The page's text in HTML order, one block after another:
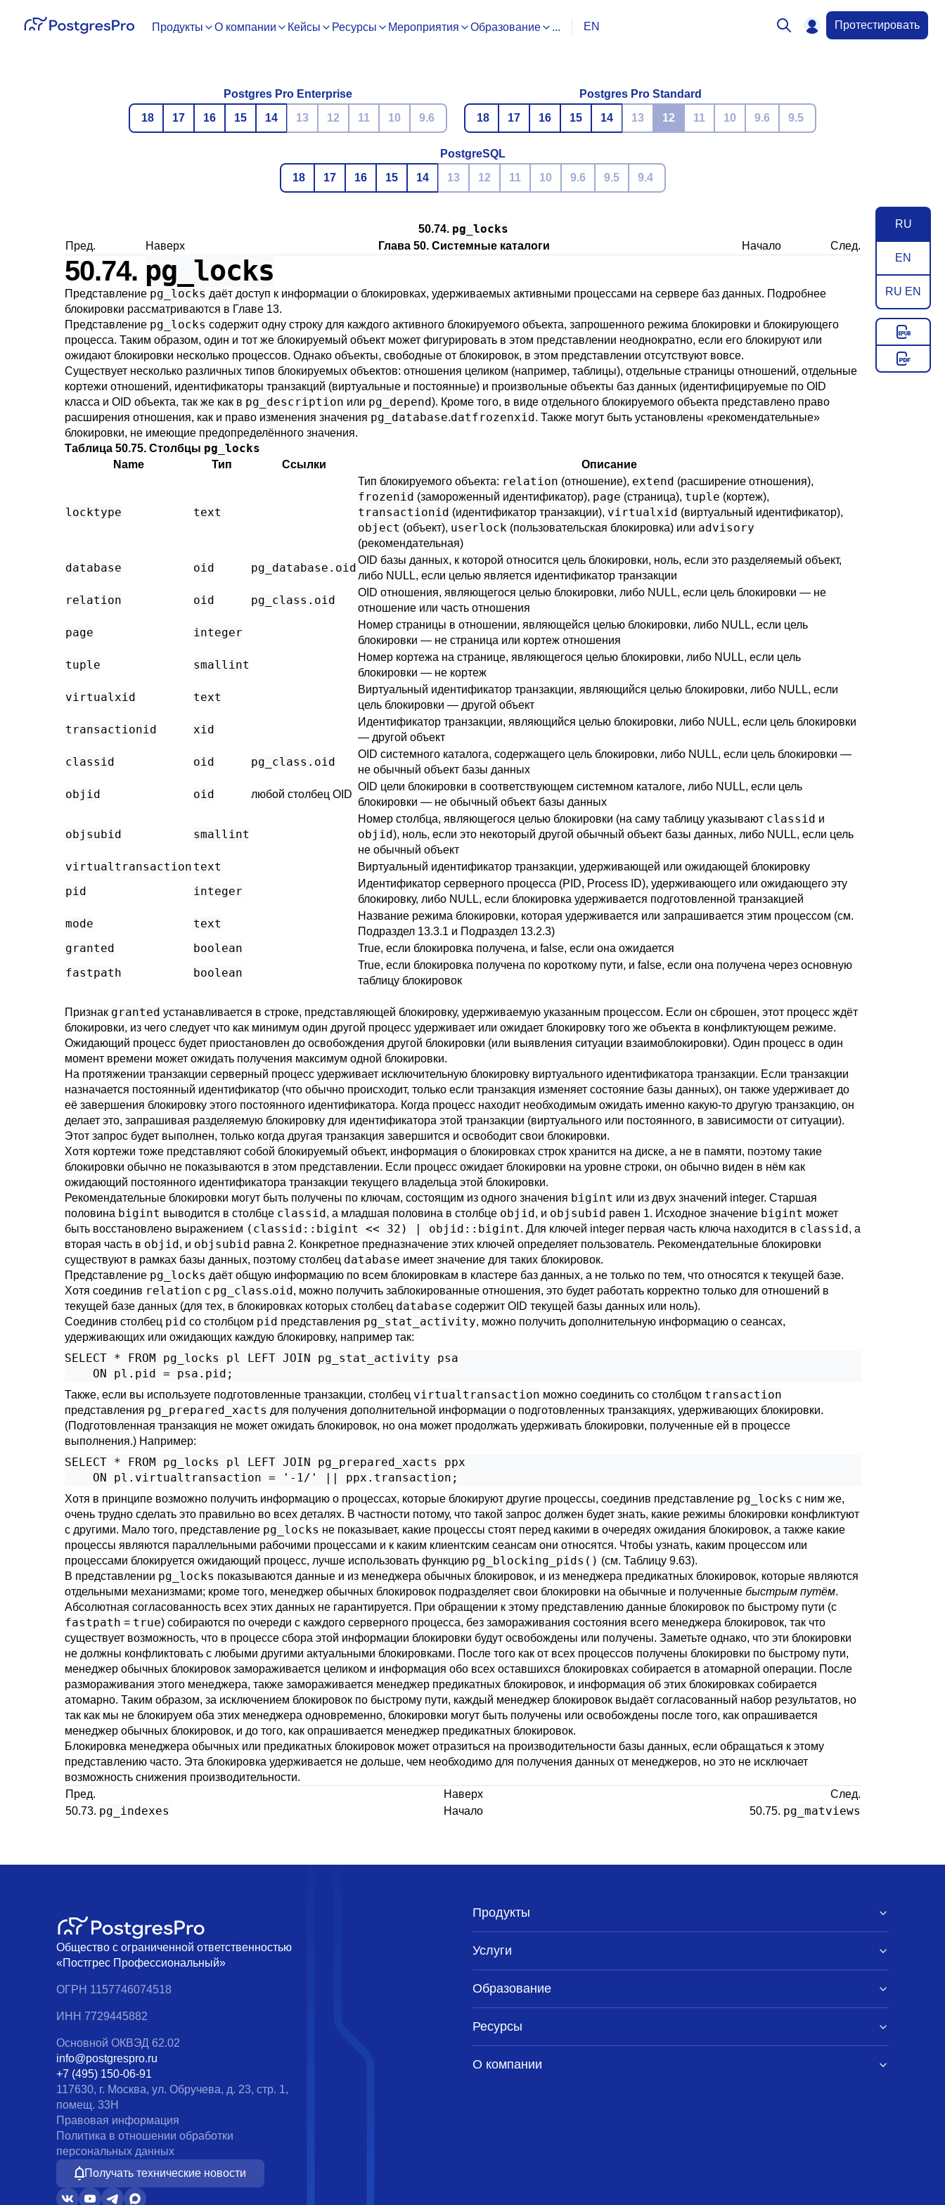
Продукты О компании Кейсы Ресурсы Мероприятия Образование ... EN Протестировать
Postgres Pro Enterprise
18
17 16 15 14 13 12 11 10 9.6
Postgres Pro Standard
18
17 16 15 14 13 12 11 10 9.6 9.5
PostgreSQL
18
17 16 15 14 13 12 11 10 9.6 9.5 9.4
RU
EN
RU EN
50.74. pg_locks
Пред. Наверх Глава 50. Системные каталоги Начало След.
50.74. pg_locks
Представление pg_locks даёт доступ к информации о блокировках, удерживаемых активными процессами на сервере баз данных. Подробнее
блокировки рассматриваются в Главе 13.
Представление pg_locks содержит одну строку для каждого активного блокируемого объекта, запрошенного режима блокировки и блокирующего
процесса. Таким образом, один и тот же блокируемый объект может фигурировать в этом представлении неоднократно, если его блокируют или
ожидают блокировки несколько процессов. Однако объекты, свободные от блокировок, в этом представлении отсутствуют вовсе.
Существует несколько различных типов блокируемых объектов: отношения целиком (например, таблицы), отдельные страницы отношений, отдельные
кортежи отношений, идентификаторы транзакций (виртуальные и постоянные) и произвольные объекты баз данных (идентифицируемые по OID
класса и OID объекта, так же как в pg_description или pg_depend). Кроме того, в виде отдельного блокируемого объекта представлено право
расширения отношения, как и право изменения значения pg_database.datfrozenxid. Также могут быть установлены «рекомендательные»
блокировки, не имеющие предопределённого значения.
Таблица 50.75. Столбцы pg_locks
Name Тип Ссылки Описание
locktype text
Тип блокируемого объекта: relation (отношение), extend (расширение отношения),
frozenid (замороженный идентификатор), page (страница), tuple (кортеж),
transactionid (идентификатор транзакции), virtualxid (виртуальный идентификатор),
object (объект), userlock (пользовательская блокировка) или advisory
(рекомендательная)
database oid pg_database .oid
OID базы данных, к которой относится цель блокировки, ноль, если это разделяемый объект,
либо NULL, если целью является идентификатор транзакции
relation oid pg_class .oid
OID отношения, являющегося целью блокировки, либо NULL, если цель блокировки — не
отношение или часть отношения
page integer
Номер страницы в отношении, являющейся целью блокировки, либо NULL, если цель
блокировки — не страница или кортеж отношения
tuple smallint
Номер кортежа на странице, являющегося целью блокировки, либо NULL, если цель
блокировки — не кортеж
virtualxid text
Виртуальный идентификатор транзакции, являющийся целью блокировки, либо NULL, если
цель блокировки — другой объект
transactionid xid
Идентификатор транзакции, являющийся целью блокировки, либо NULL, если цель блокировки
— другой объект
classid oid pg_class .oid
OID системного каталога, содержащего цель блокировки, либо NULL, если цель блокировки —
не обычный объект базы данных
objid oid любой столбец OID
OID цели блокировки в соответствующем системном каталоге, либо NULL, если цель
блокировки — не обычный объект базы данных
objsubid smallint
Номер столбца, являющегося целью блокировки (на саму таблицу указывают classid и
objid), ноль, если это некоторый другой обычный объект базы данных, либо NULL, если цель
не обычный объект
virtualtransaction text Виртуальный идентификатор транзакции, удерживающей или ожидающей блокировку
pid integer
Идентификатор серверного процесса (PID, Process ID), удерживающего или ожидающего эту
блокировку, либо NULL, если блокировка удерживается подготовленной транзакцией
mode text
Название режима блокировки, которая удерживается или запрашивается этим процессом (см.
Подраздел 13.3.1 и Подраздел 13.2.3)
granted boolean True, если блокировка получена, и false, если она ожидается
fastpath boolean
True, если блокировка получена по короткому пути, и false, если она получена через основную
таблицу блокировок
Признак granted устанавливается в строке, представляющей блокировку, удерживаемую указанным процессом. Если он сброшен, этот процесс ждёт
блокировки, из чего следует что как минимум один другой процесс удерживает или ожидает блокировку того же объекта в конфликтующем режиме.
Ожидающий процесс будет приостановлен до освобождения другой блокировки (или выявления ситуации взаимоблокировки). Один процесс в один
момент времени может ожидать получения максимум одной блокировки.
На протяжении транзакции серверный процесс удерживает исключительную блокировку виртуального идентификатора транзакции. Если транзакции
назначается постоянный идентификатор (что обычно происходит, только если транзакция изменяет состояние базы данных), он также удерживает до
её завершения блокировку этого постоянного идентификатора. Когда процесс находит необходимым ожидать именно какую-то другую транзакцию, он
делает это, запрашивая разделяемую блокировку для идентификатора этой транзакции (виртуального или постоянного, в зависимости от ситуации).
Этот запрос будет выполнен, только когда другая транзакция завершится и освободит свои блокировки.
Хотя кортежи тоже представляют собой блокируемый объект, информация о блокировках строк хранится на диске, а не в памяти, поэтому такие
блокировки обычно не показываются в этом представлении. Если процесс ожидает блокировки на уровне строки, он обычно виден в нём как
ожидающий постоянного идентификатора транзакции текущего владельца этой блокировки.
Рекомендательные блокировки могут быть получены по ключам, состоящим из одного значения bigint или из двух значений integer. Старшая
половина bigint выводится в столбце classid, а младшая половина в столбце objid, и objsubid равен 1. Исходное значение bigint может
быть восстановлено выражением (classid::bigint << 32) | objid::bigint. Для ключей integer первая часть ключа находится в classid, а
вторая часть в objid, и objsubid равна 2. Конкретное предназначение этих ключей определяет пользователь. Рекомендательные блокировки
существуют в рамках базы данных, поэтому столбец database имеет значение для таких блокировок.
Представление pg_locks даёт общую информацию по всем блокировкам в кластере баз данных, а не только по тем, что относятся к текущей базе.
Хотя соединив relation с pg_class.oid, можно получить заблокированные отношения, это будет работать корректно только для отношений в
текущей базе данных (для тех, в блокировках которых столбец database содержит OID текущей базы данных или ноль).
Соединив столбец pid со столбцом pid представления pg_stat_activity, можно получить дополнительную информацию о сеансах,
удерживающих или ожидающих каждую блокировку, например так:
SELECT * FROM pg_locks pl LEFT JOIN pg_stat_activity psa
    ON pl.pid = psa.pid;
Также, если вы используете подготовленные транзакции, столбец virtualtransaction можно соединить со столбцом transaction
представления pg_prepared_xacts для получения дополнительной информации о подготовленных транзакциях, удерживающих блокировки.
(Подготовленная транзакция не может ожидать блокировок, но она может продолжать удерживать блокировки, полученные ей в процессе
выполнения.) Например:
SELECT * FROM pg_locks pl LEFT JOIN pg_prepared_xacts ppx
    ON pl.virtualtransaction = '-1/' || ppx.transaction;
Хотя в принципе возможно получить информацию о процессах, которые блокируют другие процессы, соединив представление pg_locks с ним же,
очень трудно сделать это правильно во всех деталях. В частности потому, что такой запрос должен будет знать, какие режимы блокировки конфликтуют
с другими. Мало того, представление pg_locks не показывает, какие процессы стоят перед какими в очередях ожидания блокировок, а также какие
процессы являются параллельными рабочими процессами и к каким клиентским сеансам они относятся. Чтобы узнать, каким процессом или
процессами блокируется ожидающий процесс, лучше использовать функцию pg_blocking_pids() (см. Таблицу 9.63).
В представлении pg_locks показываются данные и из менеджера обычных блокировок, и из менеджера предикатных блокировок, которые являются
отдельными механизмами; кроме того, менеджер обычных блокировок подразделяет свои блокировки на обычные и полученные быстрым путём.
Абсолютная согласованность всех этих данных не гарантируется. При обращении к этому представлению данные блокировок по быстрому пути (с
fastpath = true) собираются по очереди с каждого серверного процесса, без замораживания состояния всего менеджера блокировок, так что
существует возможность, что в процессе сбора этой информации блокировки будут освобождены или получены. Заметьте однако, что эти блокировки
не должны конфликтовать с любыми другими актуальными блокировками. После того как от всех процессов получены блокировки по быстрому пути,
менеджер обычных блокировок замораживается целиком и информация обо всех оставшихся блокировках собирается в атомарной операции. После
размораживания этого менеджера, также замораживается менеджер предикатных блокировок, и информация об этих блокировках собирается
атомарно. Таким образом, за исключением блокировок по быстрому пути, каждый менеджер блокировок выдаёт согласованный набор результатов, но
так как мы не блокируем оба этих менеджера одновременно, блокировки могут быть получены или освобождены после того, как опрашивается
менеджер обычных блокировок, и до того, как опрашивается менеджер предикатных блокировок.
Блокировка менеджера обычных или предикатных блокировок может отразиться на производительности базы данных, если обращаться к этому
представлению часто. Эта блокировка удерживается не дольше, чем необходимо для получения данных от менеджеров, но это не исключает
возможность снижения производительности.
Пред.
Наверх
След.
50.73. pg_indexes Начало 50.75. pg_matviews
Общество с ограниченной ответственностью
«Постгрес Профессиональный»
ОГРН 1157746074518
ИНН 7729445882
Основной ОКВЭД 62.02
info@postgrespro.ru
+7 (495) 150-06-91
117630, г. Москва, ул. Обручева, д. 23, стр. 1,
помещ. 33Н
Правовая информация
Политика в отношении обработки
персональных данных
Получать технические новости
Продукты
Услуги
Образование
Ресурсы
О компании